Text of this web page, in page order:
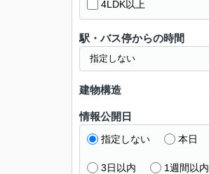
4LDK以上
駅・バス停からの時間
建物構造
情報公開日
指定しない 本日
3日以内 1週間以内